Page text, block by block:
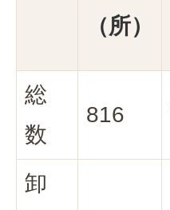
（所）
総
数
816
卸